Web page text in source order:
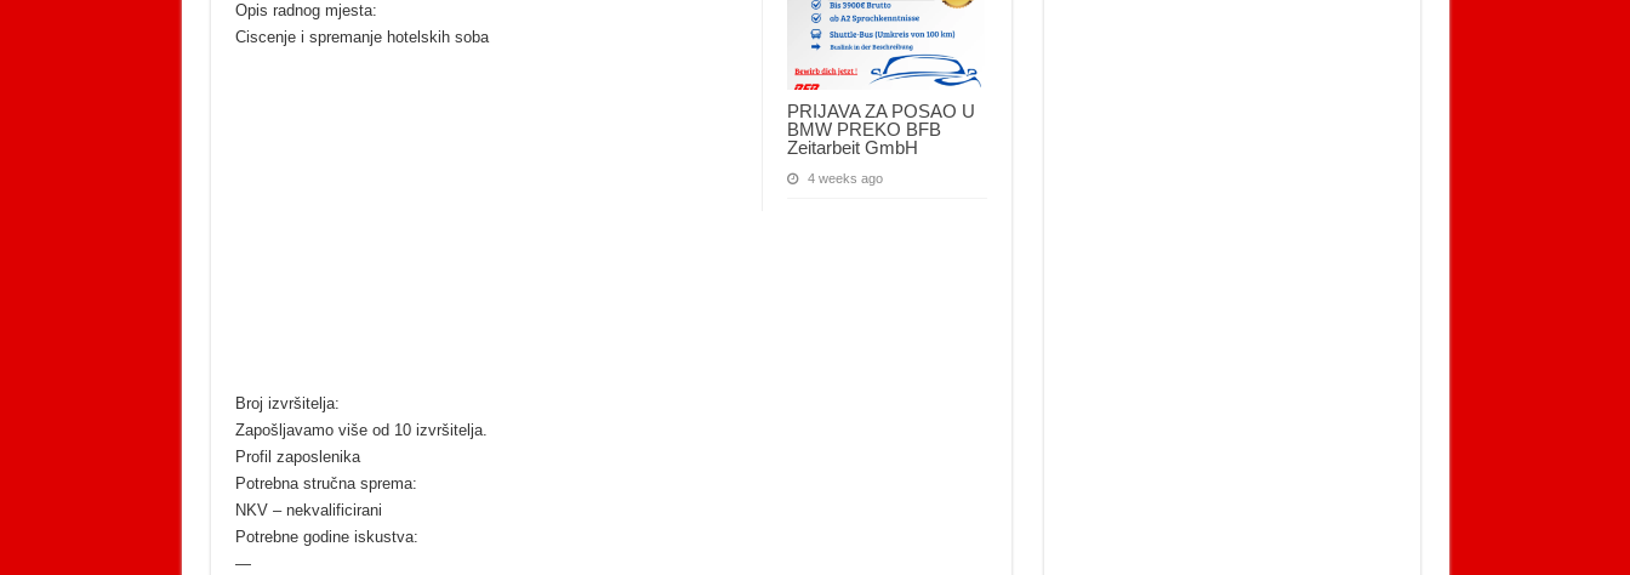
PRIJAVA ZA POSAO U
BMW PREKO BFB
Zeitarbeit GmbH
4 weeks ago
Opis radnog mjesta:
Ciscenje i spremanje hotelskih soba
Broj izvršitelja:
Zapošljavamo više od 10 izvršitelja.
Profil zaposlenika
Potrebna stručna sprema:
NKV – nekvalificirani
Potrebne godine iskustva:
—